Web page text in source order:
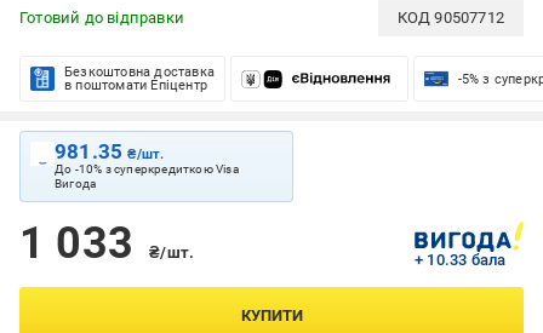
Готовий до відправки КОД90507712
Безкоштовна доставка
в поштомати Епіцентр
-5% з
981.35₴/шт.
До -10% з суперкредиткою Visa
Вигода
1 033 ₴/шт. + 10.33 бала
КУПИТИ